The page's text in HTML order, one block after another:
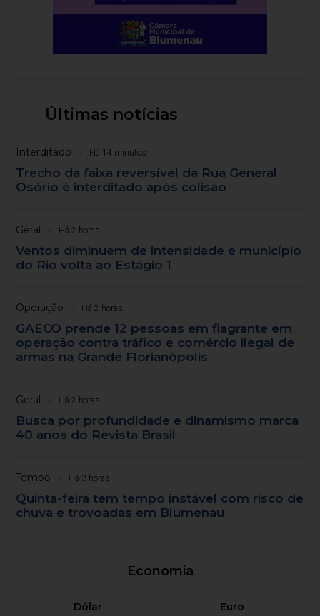
Últimas notícias
Interditado Há 14 minutos
Trecho da faixa reversível da Rua General
Osório é interditado após colisão
Geral Há 2 horas
Ventos diminuem de intensidade e município
do Rio volta ao Estágio 1
Operação Há 2 horas
GAECO prende 12 pessoas em flagrante em
operação contra tráfico e comércio ilegal de
armas na Grande Florianópolis
Geral Há 2 horas
Busca por profundidade e dinamismo marca
40 anos do Revista Brasil
Tempo Há 3 horas
Quinta-feira tem tempo instável com risco de
chuva e trovoadas em Blumenau
Economia
Dólar
Euro